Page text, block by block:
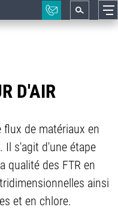
D'AIR
flux de matériaux en
Il s'agit d'une étape
qualité des FTR en
ainsi
et en chlore.